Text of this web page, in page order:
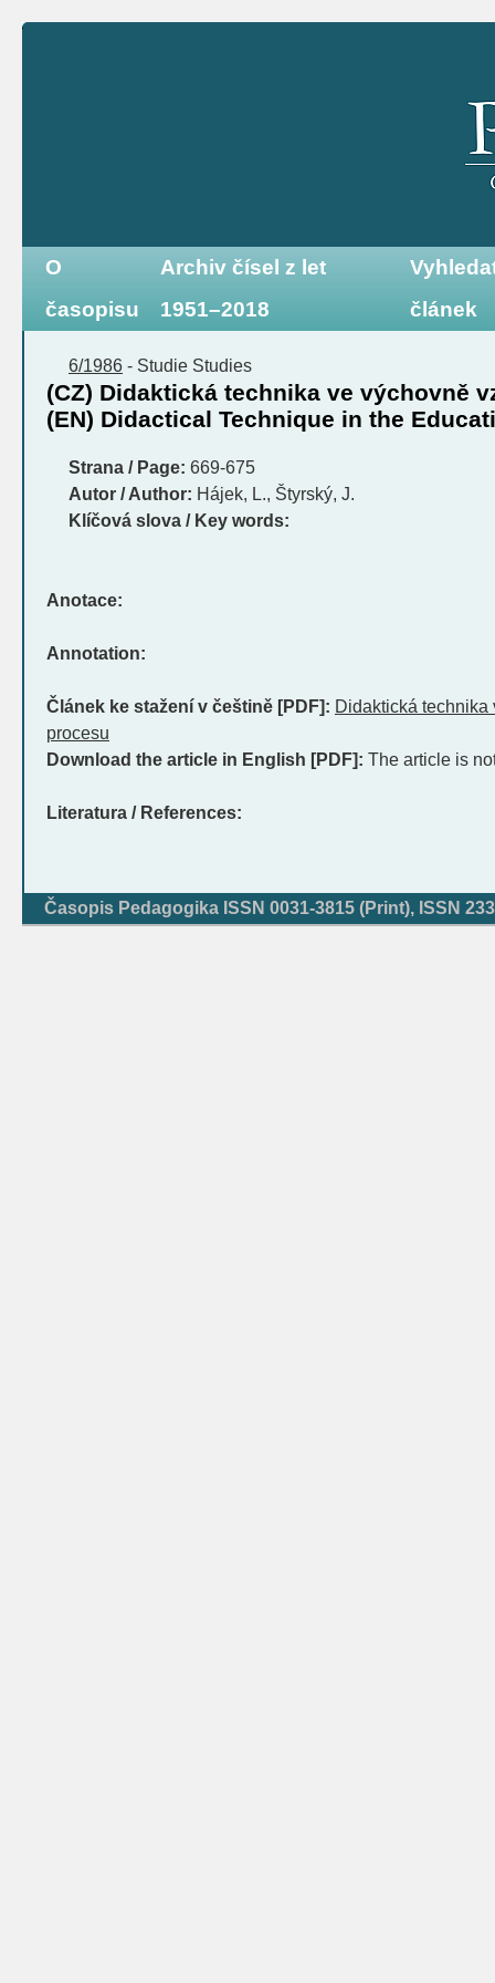
O
časopisu
Archiv čísel z let
1951–2018
článek
6/1986 - Studie Studies
(CZ) Didaktická technika ve výchovně
(EN) Didactical Technique in the
Strana / Page: 669-675
Autor / Author: Hájek, L., Štyrský, J.
Klíčová slova / Key words:
Anotace:
Annotation:
Článek ke stažení v češtině [PDF]: Didaktická
procesu
Download the article in English [PDF]: The article is
Literatura / References:
Časopis Pedagogika ISSN 0031-3815 (Print), ISSN